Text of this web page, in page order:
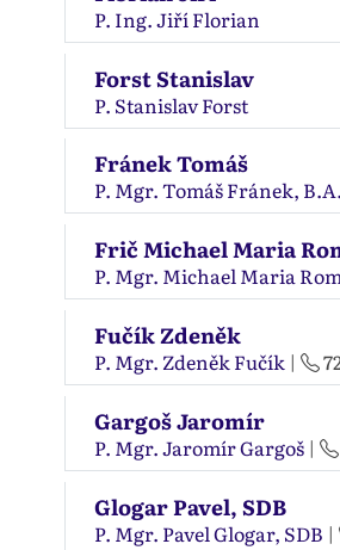
P. Ing. Jiří Florian
Forst Stanislav
P. Stanislav Forst
Fránek Tomáš
P. Mgr. Tomáš Fránek, B.A.
Frič Michael Maria
P. Mgr. Michael Maria
Fučík Zdeněk
P. Mgr. Zdeněk Fučík|
Gargoš Jaromír
P. Mgr. Jaromír Gargoš|
Glogar Pavel, SDB
P. Mgr. Pavel Glogar, SDB |